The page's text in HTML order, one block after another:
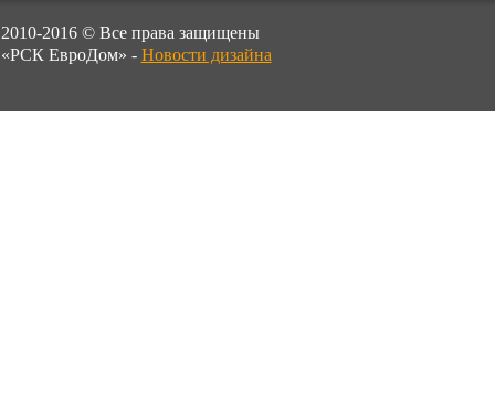
2010-2016 © Все права защищены
«РСК ЕвроДом» - Новости дизайна